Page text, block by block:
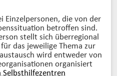
Einzelpersonen, die von der
betroffen sind.
stellt sich überregional
das jeweilige Thema zur
wird entweder von
organisiert
Selbsthilfezentren